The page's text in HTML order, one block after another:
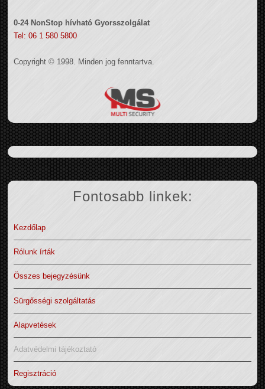
0-24 NonStop hívható Gyorsszolgálat
Tel: 06 1 580 5800
Copyright © 1998. Minden jog fenntartva.
Fontosabb linkek:
Kezdőlap
Rólunk írták
Összes bejegyzésünk
Sürgősségi szolgáltatás
Alapvetések
Adatvédelmi tájékoztató
Regisztráció